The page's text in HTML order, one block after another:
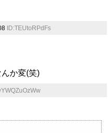
ID:TEUtoRPdFs
か変(笑)